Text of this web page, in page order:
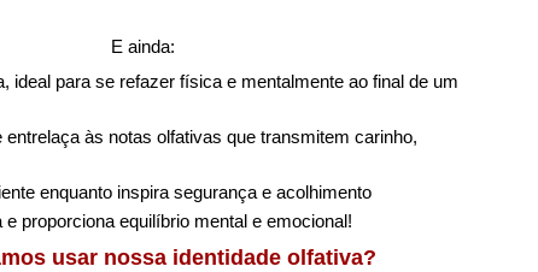
E ainda:
ideal para se refazer física e mentalmente ao final de um
às notas olfativas que transmitem carinho,
enquanto inspira segurança e acolhimento
proporciona equilíbrio mental e emocional!
usar nossa identidade olfativa?